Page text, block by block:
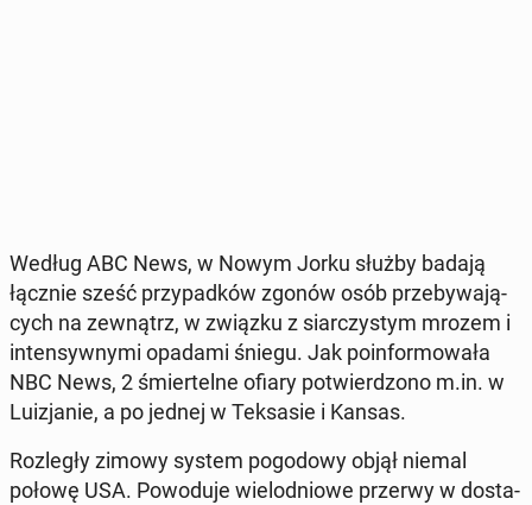
Według ABC News, w Nowym Jorku służby badają
łącznie sześć przy­pad­ków zgonów osób prze­by­wa­ją­
cych na ze­wnątrz, w związku z siar­czy­stym mrozem i
in­ten­syw­ny­mi opadami śniegu. Jak po­in­for­mo­wa­ła
NBC News, 2 śmier­tel­ne ofiary po­twier­dzo­no m.in. w
Lu­izja­nie, a po jednej w Tek­sa­sie i Kansas.
Roz­le­gły zimowy system po­go­do­wy objął niemal
połowę USA. Po­wo­du­je wie­lo­dnio­we przerwy w do­sta­